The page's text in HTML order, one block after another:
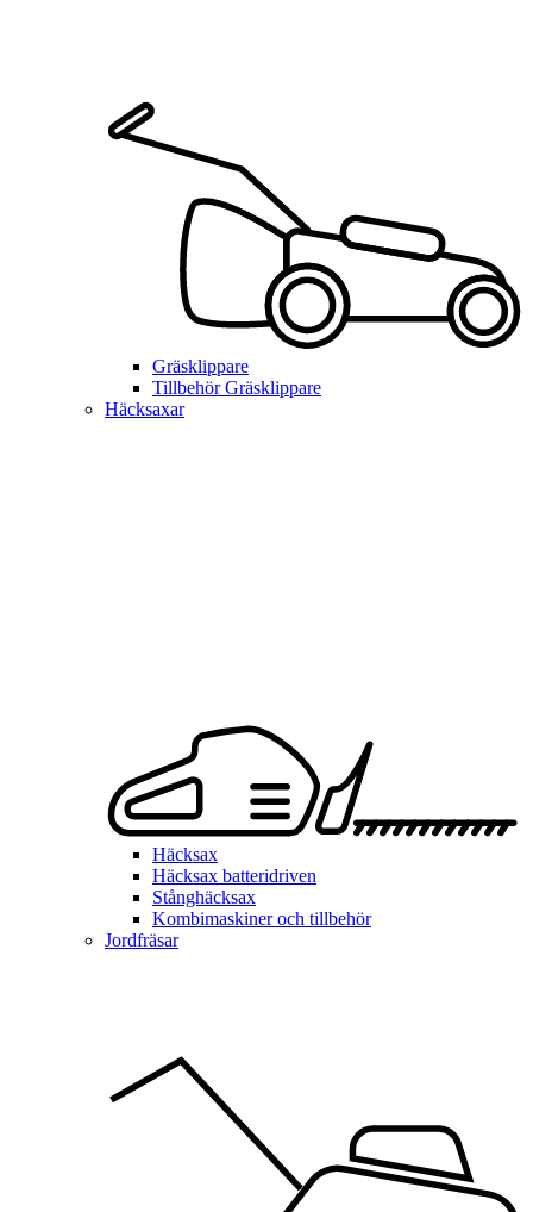
Gräsklippare
Tillbehör Gräsklippare
Häcksaxar
Häcksax
Häcksax batteridriven
Stånghäcksax
Kombimaskiner och tillbehör
Jordfräsar